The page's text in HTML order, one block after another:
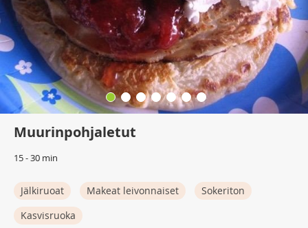
Muurinpohjaletut
15 - 30 min
Jälkiruoat Makeat leivonnaiset
Sokeriton
Kasvisruoka